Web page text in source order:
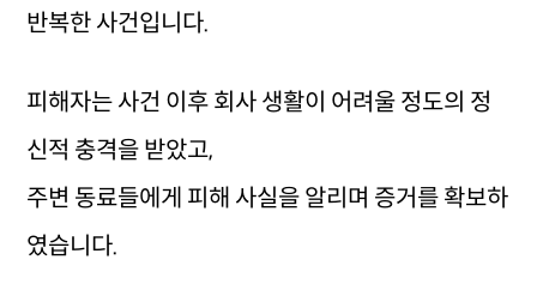
반복한 사건입니다.
피해자는 사건 이후 회사 생활이 어려울 정도의 정
신적 충격을 받았고,
주변 동료들에게 피해 사실을 알리며 증거를 확보하
였습니다.